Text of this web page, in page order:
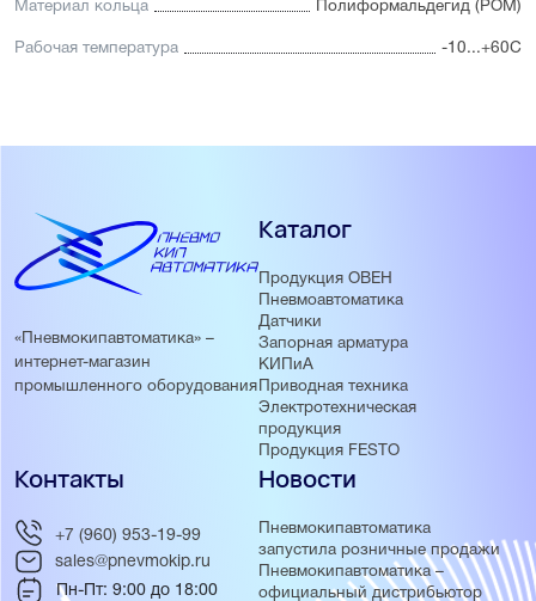
Материал кольца Полиформальдегид (POM)
Рабочая температура -10...+60С
«Пневмокипавтоматика» –
интернет-магазин
промышленного оборудования
Каталог
Продукция ОВЕН
Пневмоавтоматика
Датчики
Запорная арматура
КИПиА
Приводная техника
Электротехническая
продукция
Продукция FESTO
Новости
Пневмокипавтоматика
запустила розничные продажи
Пневмокипавтоматика –
официальный дистрибьютор
Контакты
+7 (960) 953-19-99
sales@pnevmokip.ru
Пн-Пт: 9:00 до 18:00